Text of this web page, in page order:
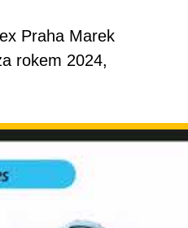
Praha Marek
rokem 2024,